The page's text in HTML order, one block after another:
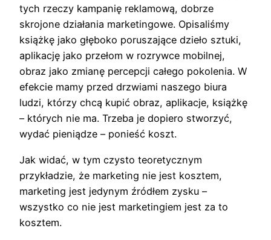
tych rzeczy kampanię reklamową, dobrze
skrojone działania marketingowe. Opisaliśmy
książkę jako głęboko poruszające dzieło sztuki,
aplikację jako przełom w rozrywce mobilnej,
obraz jako zmianę percepcji całego pokolenia. W
efekcie mamy przed drzwiami naszego biura
ludzi, którzy chcą kupić obraz, aplikacje, książkę
– których nie ma. Trzeba je dopiero stworzyć,
wydać pieniądze – ponieść koszt.
Jak widać, w tym czysto teoretycznym
przykładzie, że marketing nie jest kosztem,
marketing jest jedynym źródłem zysku –
wszystko co nie jest marketingiem jest za to
kosztem.